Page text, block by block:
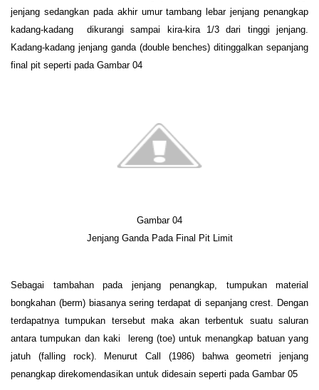
jenjang sedangkan pada akhir umur tambang lebar jenjang penangkap
kadang-kadang dikurangi sampai kira-kira 1/3 dari tinggi jenjang.
Kadang-kadang jenjang ganda (double benches) ditinggalkan sepanjang
final pit seperti pada Gambar 04
Gambar 04
Jenjang Ganda Pada Final Pit Limit
Sebagai tambahan pada jenjang penangkap, tumpukan material
bongkahan (berm) biasanya sering terdapat di sepanjang crest. Dengan
terdapatnya tumpukan tersebut maka akan terbentuk suatu saluran
antara tumpukan dan kaki lereng (toe) untuk menangkap batuan yang
jatuh (falling rock). Menurut Call (1986) bahwa geometri jenjang
penangkap direkomendasikan untuk didesain seperti pada Gambar 05